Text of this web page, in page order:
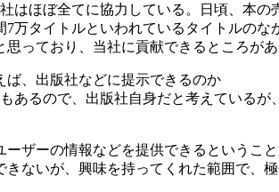
はほぼ全てに協力している。日頃、本
万タイトルといわれているタイトルの
っており、当社に貢献できるところがあ
、出版社などに提示できるのか
あるので、出版社自身だと考えている
ザーの情報などを提供できるというこ
ないが、興味を持ってくれた範囲で、極